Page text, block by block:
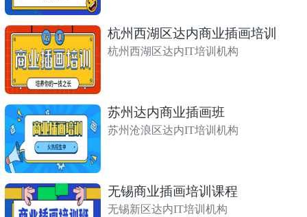
杭州西湖区达内商业插画培训
杭州西湖区达内IT培训机构
苏州达内商业插画班
苏州沧浪区达内IT培训机构
无锡商业插画培训课程
无锡新区达内IT培训机构